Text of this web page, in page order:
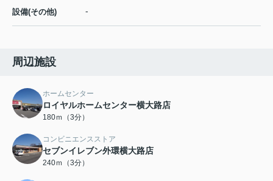
設備(その他) -
周辺施設
ホームセンター
ロイヤルホームセンター横大路店
180ｍ（3分）
コンビニエンスストア
セブンイレブン外環横大路店
240ｍ（3分）